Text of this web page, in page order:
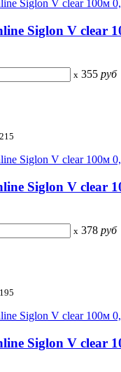
Siglon V clear
x 355 руб
Siglon V clear
x 378 руб
Siglon V clear